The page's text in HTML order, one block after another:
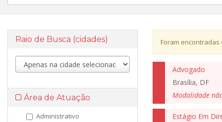
Raio de Busca (cidades)
Área de Atuação
Administrativo
Foram encontradas
Advogado
Brasília, DF
Modalidade
Estágio Em